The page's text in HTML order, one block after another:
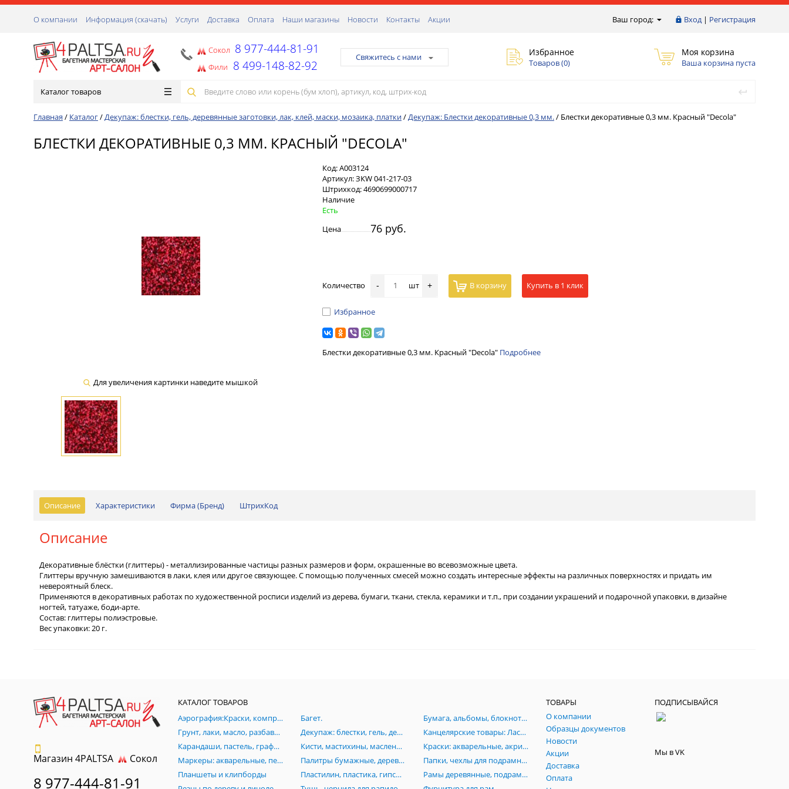
Ваш город: Вход| Регистрация
О компании Информация (скачать) Услуги Доставка Оплата Наши магазины Новости Контакты Акции
Сокол 8 977-444-81-91
Фили 8 499-148-82-92
Свяжитесь с нами Избранное
Товаров (0)
Моя корзина
Ваша корзина пуста
Каталог товаров
Главная / Каталог/Декупаж: блестки, гель, деревянные заготовки, лак, клей, маски, мозаика, платки/Декупаж: Блестки декоративные 0,3 мм./ Блестки декоративные 0,3 мм. Красный "Decola"
БЛЕСТКИ ДЕКОРАТИВНЫЕ 0,3 ММ. КРАСНЫЙ "DECOLA"
Для увеличения картинки наведите мышкой
Код:А003124
Артикул:ЗКW 041-217-03
Штрихкод:4690699000717
Наличие
Есть
Цена
76 руб.
Количество - шт + В корзину Купить в 1 клик
Избранное
Блестки декоративные 0,3 мм. Красный "Decola" Подробнее
Описание Характеристики Фирма (Бренд) ШтрихКод
Описание
Декоративные блёстки (глиттеры) - металлизированные частицы разных размеров и форм, окрашенные во всевозможные цвета.
Глиттеры вручную замешиваются в лаки, клея или другое связующее. С помощью полученных смесей можно создать интересные эффекты на различных поверхностях и придать им
невероятный блеск.
Применяются в декоративных работах по художественной росписи изделий из дерева, бумаги, ткани, стекла, керамики и т.п., при создании украшений и подарочной упаковки, в дизайне
ногтей, татуаже, боди-арте.
Состав: глиттеры полиэстровые.
Вес упаковки: 20 г.
Магазин 4PALTSA Сокол
8 977-444-81-91
КАТАЛОГ ТОВАРОВ
Аэрография:Краски, компрессоры, аэрогрофы, комплектующие.
Багет.
Бумага, альбомы, блокноты, картон, книги, папки, планшеты, пенокартон, паспарту, склейки.
Грунт, лаки, масло, разбавители, пасты, вспомагательные средства для живописи
Декупаж: блестки, гель, деревянные заготовки, лак, клей, маски, мозаика, платки
Канцелярские товары: Ластики, линейки, ножи, лекала, готовальни, кнопки, скотч, стрейч
Карандаши, пастель, графика, растушевки, черчение, изографы, лайнеры, рапидографы, роллеры
Кисти, мастихины, масленки, стаканы
Краски: акварельные, акриловые, гуашевые, темперные, пасты, фестивальные
Маркеры: акварельные, перманентные, Promarker, нитро-основе, каллиграфические, текстовыделители
Палитры бумажные, деревянные, акриловые, пластиковые
Папки, чехлы для подрамников, сумки, тубусы, пеналы, портфилио, фартуки
Планшеты и клипборды
Пластилин, пластика, гипсовые изделия (бюсты, орнаменты, головы), манекены
Рамы деревянные, подрамники, модульные подрамники
ТОВАРЫ
О компании
Образцы документов
Новости
Акции
Доставка
Оплата
ПОДПИСЫВАЙСЯ
Мы в VK